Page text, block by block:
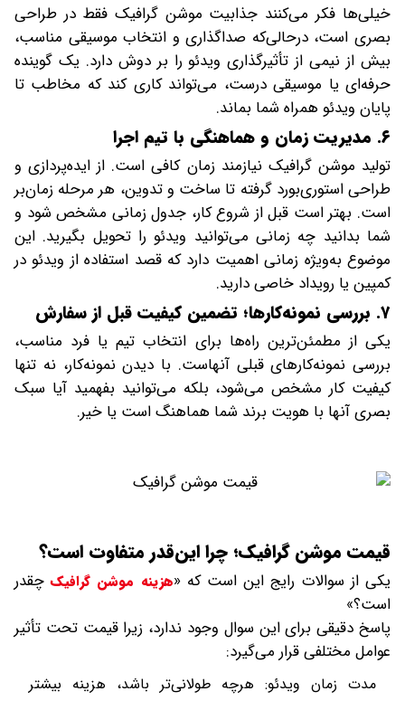
خیلی‌ها فکر می‌کنند جذابیت موشن گرافیک فقط در طراحی
بصری است، درحالی‌که صداگذاری و انتخاب موسیقی مناسب،
بیش از نیمی از تأثیرگذاری ویدئو را بر دوش دارد. یک گوینده
حرفه‌ای یا موسیقی درست، می‌تواند کاری کند که مخاطب تا
پایان ویدئو همراه شما بماند.
۶. مدیریت زمان و هماهنگی با تیم اجرا
تولید موشن گرافیک نیازمند زمان کافی است. از ایده‌پردازی و
طراحی استوری‌بورد گرفته تا ساخت و تدوین، هر مرحله زمان‌بر
است. بهتر است قبل از شروع کار، جدول زمانی مشخص شود و
شما بدانید چه زمانی می‌توانید ویدئو را تحویل بگیرید. این
موضوع به‌ویژه زمانی اهمیت دارد که قصد استفاده از ویدئو در
کمپین یا رویداد خاصی دارید.
۷. بررسی نمونه‌کارها؛ تضمین کیفیت قبل از سفارش
یکی از مطمئن‌ترین راه‌ها برای انتخاب تیم یا فرد مناسب،
بررسی نمونه‌کارهای قبلی آنهاست. با دیدن نمونه‌کار، نه تنها
کیفیت کار مشخص می‌شود، بلکه می‌توانید بفهمید آیا سبک
بصری آنها با هویت برند شما هماهنگ است یا خیر.
قیمت موشن گرافیک؛ چرا این‌قدر متفاوت است؟
یکی از سوالات رایج این است که «هزینه موشن گرافیکچقدر
است؟»
پاسخ دقیقی برای این سوال وجود ندارد، زیرا قیمت تحت تأثیر
عوامل مختلفی قرار می‌گیرد:
مدت زمان ویدئو: هرچه طولانی‌تر باشد، هزینه بیشتر